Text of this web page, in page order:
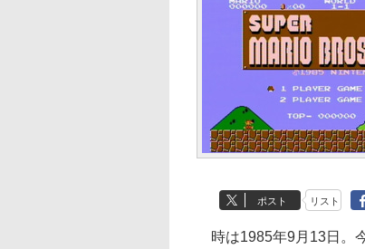
ポスト リスト
時は1985年9月13日。